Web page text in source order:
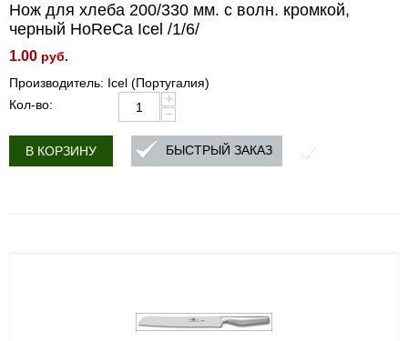
Нож для хлеба 200/330 мм. с волн. кромкой,
черный HoReCa Icel /1/6/
1.00 руб.
Производитель: Icel (Португалия)
Кол-во:
+
−
В КОРЗИНУ БЫСТРЫЙ ЗАКАЗ